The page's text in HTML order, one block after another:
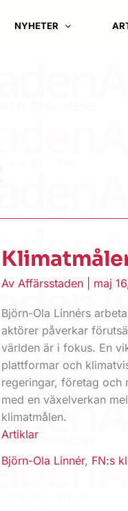
NYHETER
AvAffärsstaden maj
Björn-Ola Linnérs
aktörer påverkar
världen är i fokus. En
plattformar och
regeringar, företag och
med en växelverkan
klimatmålen.
Artiklar
Björn-Ola Linnér, FN:s